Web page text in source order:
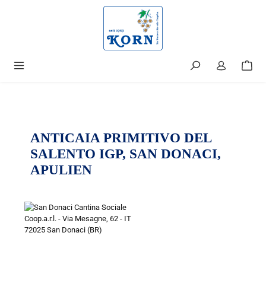
ANTICAIA PRIMITIVO DEL
SALENTO IGP, SAN DONACI,
APULIEN